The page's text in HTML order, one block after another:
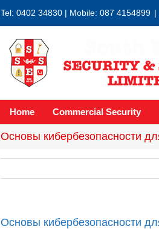
Tel: 0402 34830 | Mobile: 087 4154899 |
Home Commercial Security
Основы кибербезопасности
Основы кибербезопасности